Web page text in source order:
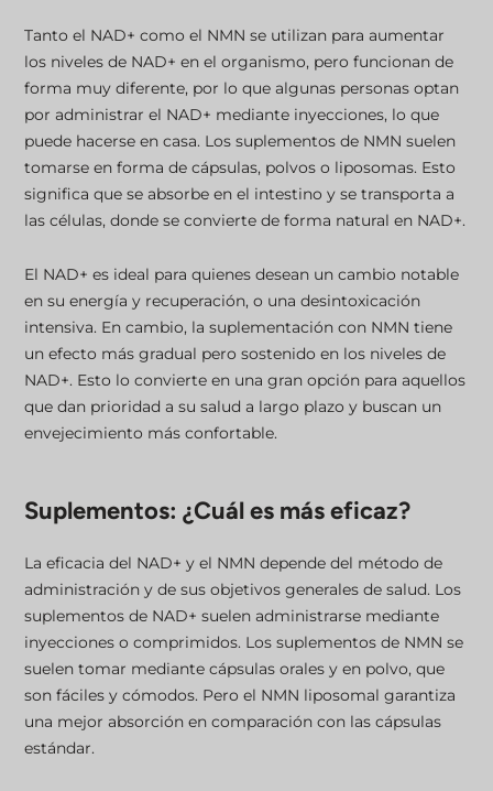
Tanto el NAD+ como el NMN se utilizan para aumentar
los niveles de NAD+ en el organismo, pero funcionan de
forma muy diferente, por lo que algunas personas optan
por administrar el NAD+ mediante inyecciones, lo que
puede hacerse en casa. Los suplementos de NMN suelen
tomarse en forma de cápsulas, polvos o liposomas. Esto
significa que se absorbe en el intestino y se transporta a
las células, donde se convierte de forma natural en NAD+.
El NAD+ es ideal para quienes desean un cambio notable
en su energía y recuperación, o una desintoxicación
intensiva. En cambio, la suplementación con NMN tiene
un efecto más gradual pero sostenido en los niveles de
NAD+. Esto lo convierte en una gran opción para aquellos
que dan prioridad a su salud a largo plazo y buscan un
envejecimiento más confortable.
Suplementos: ¿Cuál es más eficaz?
La eficacia del NAD+ y el NMN depende del método de
administración y de sus objetivos generales de salud. Los
suplementos de NAD+ suelen administrarse mediante
inyecciones o comprimidos. Los suplementos de NMN se
suelen tomar mediante cápsulas orales y en polvo, que
son fáciles y cómodos. Pero el NMN liposomal garantiza
una mejor absorción en comparación con las cápsulas
estándar.